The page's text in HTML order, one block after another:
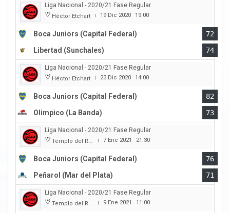
Liga Nacional - 2020/21 Fase Regular
Héctor Etchart | 19 Dic 2020 19:00
Boca Juniors (Capital Federal)
72
Libertad (Sunchales)
74
Liga Nacional - 2020/21 Fase Regular
Héctor Etchart | 23 Dic 2020 14:00
Boca Juniors (Capital Federal)
82
Olimpico (La Banda)
73
Liga Nacional - 2020/21 Fase Regular
Templo del Rock | 7 Ene 2021 21:30
Boca Juniors (Capital Federal)
76
Peñarol (Mar del Plata)
71
Liga Nacional - 2020/21 Fase Regular
Templo del Rock | 9 Ene 2021 11:00